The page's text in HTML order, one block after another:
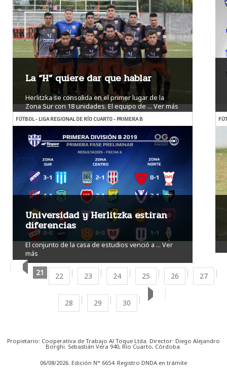
La “H” quiere dar que hablar
Herlitzka se consolida en el primer lugar de la
Zona Sur con 18 unidades. El equipo de ...Ver más
FÚTBOL - LIGA REGIONAL DE RÍO CUARTO - PRIMERA B
Universidad y Herlitzka estiran
diferencias
El conjunto de la casa de estudios venció a ... Ver
más
21 22 23 24 25 26 27
28 29 30
Propietario: Cooperativa de Trabajo Al Toque Ltda. Director: Diego Alejandro
Borghi. Sebastián Vera 940, Río Cuarto, Córdoba.
06/08/2026. Edición N° 6654. Registro DNDA en trámite